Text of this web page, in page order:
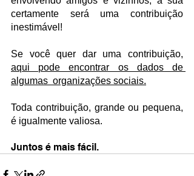
certamente será uma contribuição
inestimável!
aqui pode encontrar os dados de
algumas  organizações sociais.
Toda contribuição, grande ou pequena,
é igualmente valiosa.
Juntos é mais fácil.